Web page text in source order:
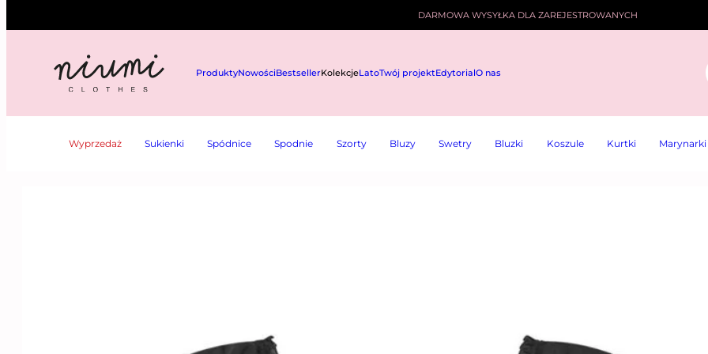
do
DARMOWA WYSYŁKA DLA ZAREJESTROWANYCH
ProduktyNowościBestsellerKolekcjeLatoTwój projektEdytorialO nas
y
w
Wyprzedaż Sukienki Spódnice Spodnie Szorty Bluzy Swetry Bluzki Koszule Kurtki Marynarki